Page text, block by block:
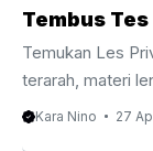
pilihan yang
Gianyar karena
fleksibel, dan ...
Tembus
Temukan Les
terarah, materi
seleksi CPNS.
Kara Nino 27